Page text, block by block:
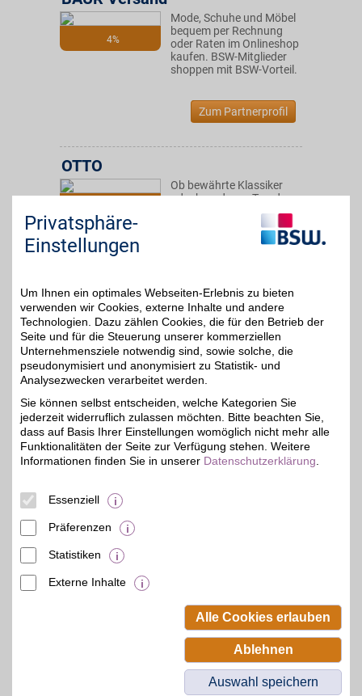
4%
Mode, Schuhe und Möbel
bequem per Rechnung
oder Raten im Onlineshop
kaufen. BSW-Mitglieder
shoppen mit BSW-Vorteil.
Zum Partnerprofil
OTTO
Ob bewährte Klassiker
oder brandneue Trends:
Als Deutschlands größter
Onlinehändler für Fashion
und Lifestyle bietet OTTO
Zum Partnerprofil
3%
bonprix
moderne Fashion,
hochwertige Schuhe und
inspirierende Wohnideen.
Die Styles überzeugen
durch Qualität und
Vielfalt. Entdecken Sie
Beamten-Selbsthilfewerk GmbH.
Privatsphäre-
Einstellungen
Um Ihnen ein optimales Webseiten-Erlebnis zu bieten
verwenden wir Cookies, externe Inhalte und andere
Technologien. Dazu zählen Cookies, die für den Betrieb der
Seite und für die Steuerung unserer kommerziellen
Unternehmensziele notwendig sind, sowie solche, die
pseudonymisiert und anonymisiert zu Statistik- und
Analysezwecken verarbeitet werden.
Sie können selbst entscheiden, welche Kategorien Sie
jederzeit widerruflich zulassen möchten. Bitte beachten Sie,
dass auf Basis Ihrer Einstellungen womöglich nicht mehr alle
Funktionalitäten der Seite zur Verfügung stehen. Weitere
Informationen finden Sie in unserer Datenschutzerklärung
Essenziell
Präferenzen
Statistiken
Externe Inhalte
Alle Cookies erlauben
Ablehnen
Auswahl speichern